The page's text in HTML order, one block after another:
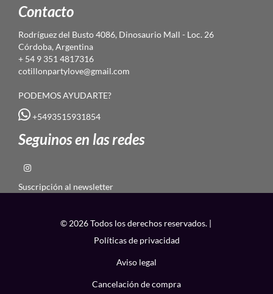
Contacto
Rodríguez del Busto 4086, Dinosaurio Mall - Loc. 26
Córdoba, Argentina
+ 54 9 351 4817316
cotillonpartylove@gmail.com
PODEMOS AYUDARTE?
+5493515931854
Seguinos en las redes
Suscripción al newsletter
© 2026 Todos los derechos reservados. |
Políticas de privacidad
Aviso legal
Cancelación de compra